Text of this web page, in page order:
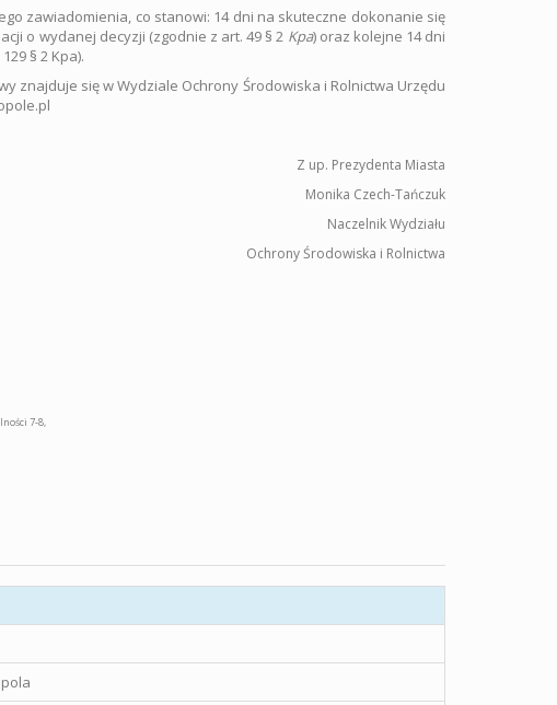
zawiadomienia, co stanowi: 14 dni na skuteczne dokonanie się
o wydanej decyzji (zgodnie z art. 49 § 2 Kpa) oraz kolejne 14 dni
§ 2 Kpa).
znajduje się w Wydziale Ochrony Środowiska i Rolnictwa Urzędu
Z up. Prezydenta Miasta
Monika Czech-Tańczuk
Naczelnik Wydziału
Ochrony Środowiska i Rolnictwa
7-8,